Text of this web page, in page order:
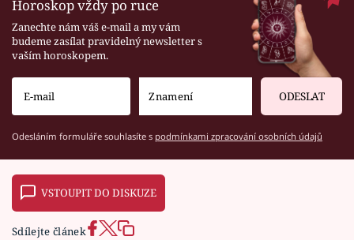
Horoskop vždy po ruce
Zanechte nám váš e-mail a my vám
budeme zasílat pravidelný newsletter s
vaším horoskopem.
ODESLAT
Odesláním formuláře souhlasíte s podmínkami zpracování osobních údajů
VSTOUPIT DO DISKUZE
Sdílejte článek